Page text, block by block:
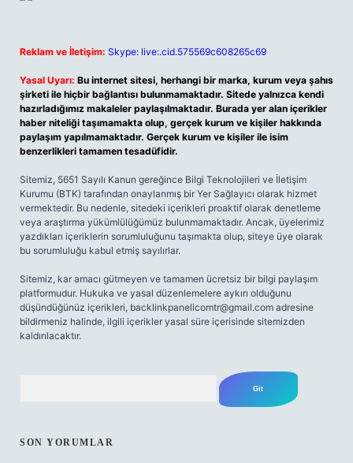
Reklam ve İletişim: Skype: live:.cid.575569c608265c69
Yasal Uyarı: Bu internet sitesi, herhangi bir marka, kurum veya şahıs
şirketi ile hiçbir bağlantısı bulunmamaktadır. Sitede yalnızca kendi
hazırladığımız makaleler paylaşılmaktadır. Burada yer alan içerikler
haber niteliği taşımamakta olup, gerçek kurum ve kişiler hakkında
paylaşım yapılmamaktadır. Gerçek kurum ve kişiler ile isim
benzerlikleri tamamen tesadüfidir.
Sitemiz, 5651 Sayılı Kanun gereğince Bilgi Teknolojileri ve İletişim
Kurumu (BTK) tarafından onaylanmış bir Yer Sağlayıcı olarak hizmet
vermektedir. Bu nedenle, sitedeki içerikleri proaktif olarak denetleme
veya araştırma yükümlülüğümüz bulunmamaktadır. Ancak, üyelerimiz
yazdıkları içeriklerin sorumluluğunu taşımakta olup, siteye üye olarak
bu sorumluluğu kabul etmiş sayılırlar.
Sitemiz, kar amacı gütmeyen ve tamamen ücretsiz bir bilgi paylaşım
platformudur. Hukuka ve yasal düzenlemelere aykırı olduğunu
düşündüğünüz içerikleri, backlinkpanelicomtr@gmail.com adresine
bildirmeniz halinde, ilgili içerikler yasal süre içerisinde sitemizden
kaldırılacaktır.
SON YORUMLAR